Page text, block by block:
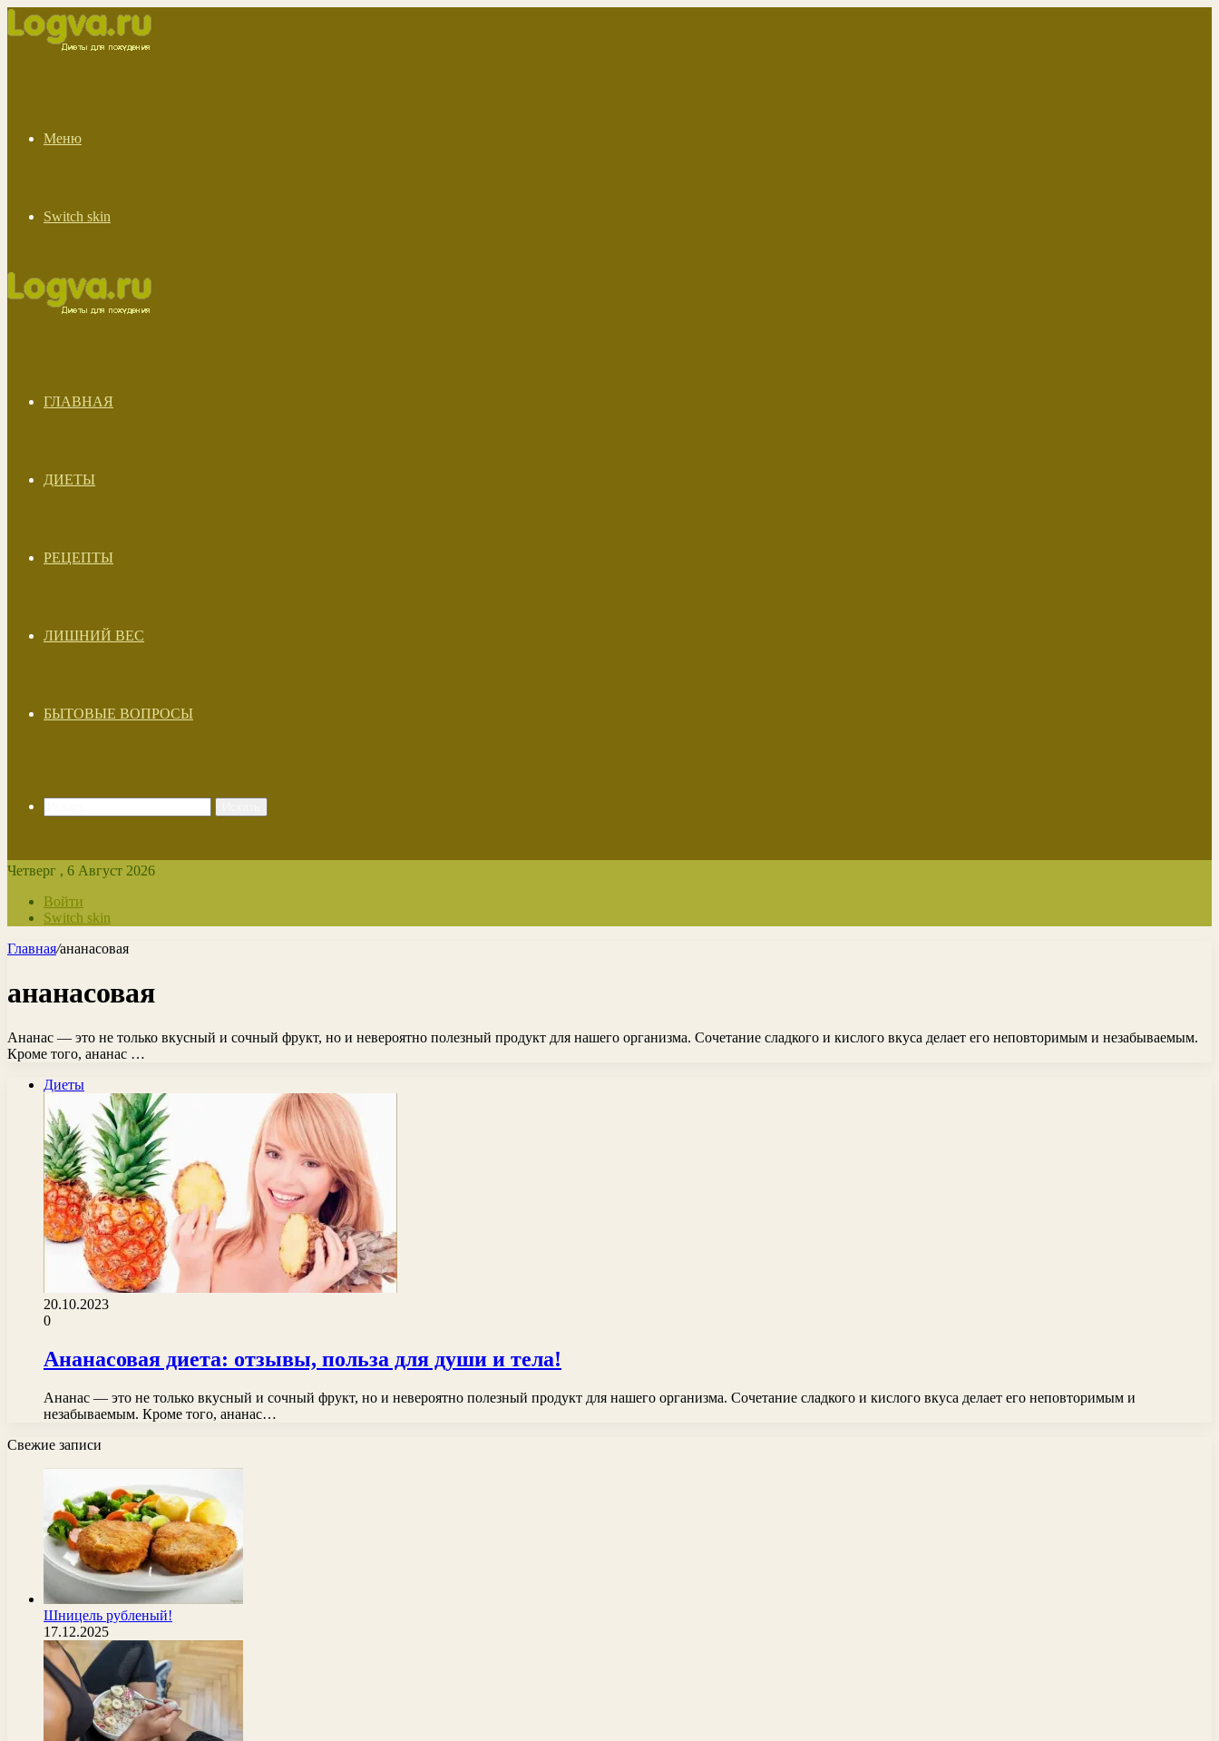
Меню
Switch skin
ГЛАВНАЯ
ДИЕТЫ
РЕЦЕПТЫ
ЛИШНИЙ ВЕС
БЫТОВЫЕ ВОПРОСЫ
Четверг , 6 Август 2026
Войти
Switch skin
Главная/ананасовая
ананасовая
Ананас — это не только вкусный и сочный фрукт, но и невероятно полезный продукт для нашего организма. Сочетание сладкого и кислого вкуса делает его неповторимым и незабываемым.
Кроме того, ананас …
Диеты
20.10.2023
0
Ананасовая диета: отзывы, польза для души и тела!
Ананас — это не только вкусный и сочный фрукт, но и невероятно полезный продукт для нашего организма. Сочетание сладкого и кислого вкуса делает его неповторимым и
незабываемым. Кроме того, ананас…
Свежие записи
Шницель рубленый!
17.12.2025